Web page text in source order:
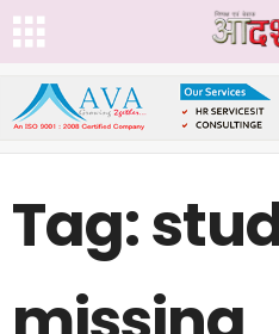
Tag: